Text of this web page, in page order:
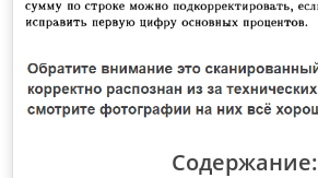
Содержание: